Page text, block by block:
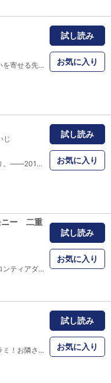
中学２年生のさち子には想いを寄せる先生がいる。その愛おしい先生がフルートで奏でる「メヌエット」に合わせたピアノ伴奏を頼まれちゃった──！と喜んだのも束の間、もしかして先生が好きなのは他の女生徒なの？『ベルサイユのばら』の池田理代子が描く、爽やかな青春の物語。
試し読み
お気に入り
じ
それはビートルズへの裏切り。――2010年から1961年にタイムスリップした、ビートルズのコピーバンド。自分たちのきた時代がビートルズのデビュー前年だと知ったメンバーは、ビートルズになり代わることを決意する。“もし、僕がビートルズより先に『イエスタデイ』を発表したら、僕はビートルズになれるかもしれない”
試し読み
お気に入り
ニー 二重
ダムの湖に囲まれた都市フロンティアダム そのダムに突如トーテムポールの頭部を持つ巨人が襲撃する 開拓民の少年キリはそのトーテムポールに見覚えがあった あれは先住民の少女アリと一緒に作った思い出の象徴 「あいつが…アリが戦争を起こすはずがねぇ」 彼女と再会の約束を果たすため少年は冒険に出る それは新たな開拓時代の幕開けだった プロローグと１話目を収録
試し読み
お気に入り
ウチはオランウータンのオラミ！お隣さんにガチ恋中の何処にでもいる「普通」の女の子！ヨロシクね！「こんなマンガ見たことない」「全ページにパワーワード」「ツッコミが追いつかない！」1巻発売前からドチャクソ話題沸騰、爆笑＆混乱の嵐!!何処にでもいる普通のオランウータン女子・オラミ（18）はお隣に住む人間・イツキ教授（50）にガチ恋中！恋に奥手な握力500kg女子は優しいおじ様に振り向いてもらえるのか!?一度読めば超絶ポジティブなオラミと放たれるパワーワードにみんな夢中！種族なんてどーでもいい。恋愛とギャグの極上ハーモニー、マジLOVE２００％な動物界のドチャクソ本気ラブコメ!!
試し読み
お気に入り